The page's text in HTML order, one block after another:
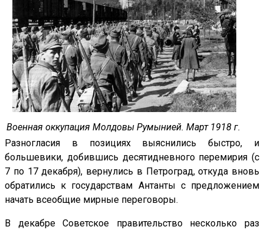
Военная оккупация Молдовы Румынией. Март 1918 г.
Разногласия в позициях выяснились быстро, и
большевики, добившись десятидневного перемирия (с
7 по 17 декабря), вернулись в Петроград, откуда вновь
обратились к государствам Антанты с предложением
начать всеобщие мирные переговоры.
В декабре Советское правительство несколько раз